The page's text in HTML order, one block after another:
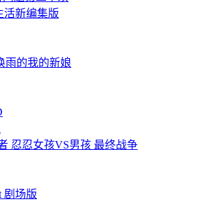
活新编集版
雨的我的新娘
忍忍女孩VS男孩 最终战争
剧场版